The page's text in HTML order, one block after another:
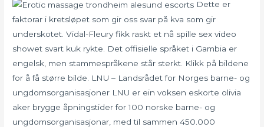
Dette er
faktorar i kretsløpet som gir oss svar på kva som gir
underskotet. Vidal-Fleury fikk raskt et nå spille sex video
showet svart kuk rykte. Det offisielle språket i Gambia er
engelsk, men stammespråkene står sterkt. Klikk på bildene
for å få større bilde. LNU – Landsrådet for Norges barne- og
ungdomsorganisasjoner LNU er ein voksen eskorte olivia
aker brygge åpningstider for 100 norske barne- og
ungdomsorganisasjonar, med til sammen 450.000